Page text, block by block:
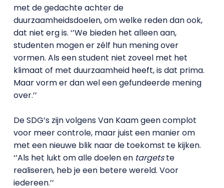
met de gedachte achter de
duurzaamheidsdoelen, om welke reden dan ook,
dat niet erg is. ‘’We bieden het alleen aan,
studenten mogen er zélf hun mening over
vormen. Als een student niet zoveel met het
klimaat of met duurzaamheid heeft, is dat prima.
Maar vorm er dan wel een gefundeerde mening
over.’’
De SDG’s zijn volgens Van Kaam geen complot
voor meer controle, maar juist een manier om
met een nieuwe blik naar de toekomst te kijken.
‘’Als het lukt om alle doelen en targetste
realiseren, heb je een betere wereld. Voor
iedereen.’’